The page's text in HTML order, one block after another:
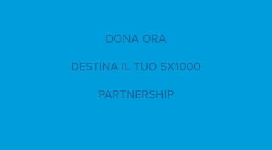
DONA ORA
DESTINA IL TUO 5X1000
PARTNERSHIP